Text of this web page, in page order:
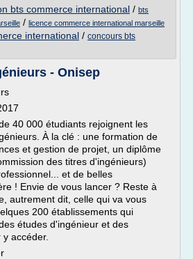
bts commerce international / bts
/ licence commerce international marseille
international / concours bts
- Onisep
40 000 étudiants rejoignent les
À la clé : une formation de
et gestion de projet, un diplôme
des titres d'ingénieurs)
et de belles
! Envie de vous lancer ? Reste à
autrement dit, celle qui va vous
200 établissements qui
études d'ingénieur et des
accéder.